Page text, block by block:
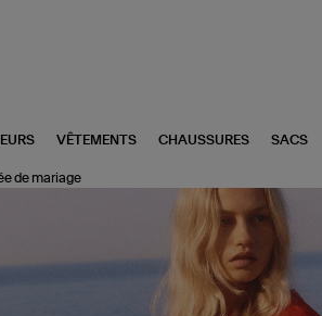
VÊTEMENTS CHAUSSURES SACS
de mariage